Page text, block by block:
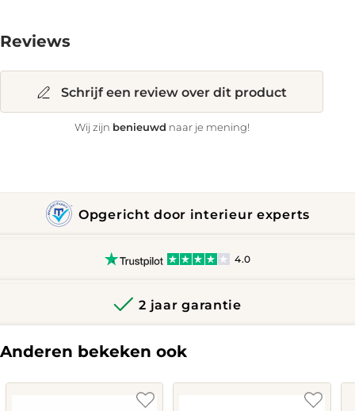
Reviews
Schrijf een review over dit product
Wij zijn benieuwd naar je mening!
Opgericht door interieur experts
4.0
2 jaar garantie
Anderen bekeken ook